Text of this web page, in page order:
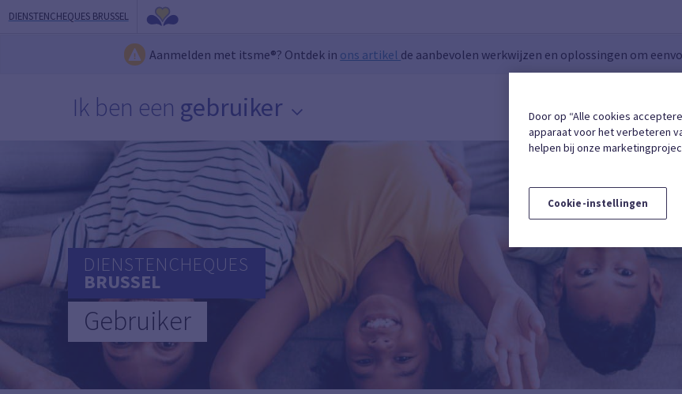
DIENSTENCHEQUES BRUSSEL
Aanmelden met itsme®? Ontdek in ons artikel de aanbevolen werkwijzen en oplossingen om
Ik ben een gebruiker
DIENSTENCHEQUES
BRUSSEL
Gebruiker
Door op “Alle cookies
apparaat voor het verbeteren
helpen bij onze
Cookie-instellingen